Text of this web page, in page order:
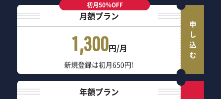
初月50％OFF
月額プラン
1,300円/月
新規登録は初月650円！
申し込む
年額プラン